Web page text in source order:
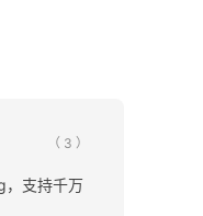
（ 3 ）
，支持千万